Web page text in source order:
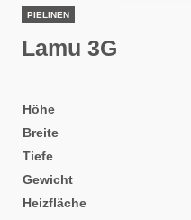
PIELINEN
Lamu 3G
Höhe
Breite
Tiefe
Gewicht
Heizfläche